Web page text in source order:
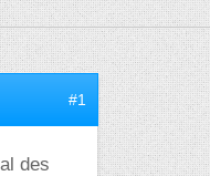
#1
des